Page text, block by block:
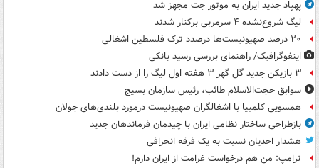
پهپاد جدید ایران به موتور جت مجهز شد
لیگ شروع‌نشده ۴ سرمربی برکنار شدند
۲۰ درصد صهیونیست‌ها درصدد ترک فلسطین اشغالی
اینفوگرافیک/ راهنمای بررسی رسید بانکی
۳ بازیکن جدید گل گهر ۳ هفته اول لیگ را از دست دادند
سوابق حجت‌الاسلام طائب، رئیس سازمان بسیج
همسویی کلمبیا با اشغالگران صهیونیست درمورد بلندی‌های جولان
بازطراحی ساختار نظامی ایران با چیدمان فرماندهان جدید
هشدار احدیان نسبت به یک فرقه انحرافی
ترامپ: من هم درخواست غرامت از ایران دارم!